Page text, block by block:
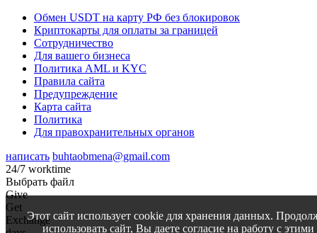
Обмен USDT на карту РФ без блокировок
Криптокарты для оплаты за границей
Сотрудничество
Для вашего бизнеса
Политика AML и KYC
Правила сайта
Предупреждение
Карта сайта
Политика
Для правохранительных органов
написать buhtaobmena@gmail.com
24/7 worktime
Выбрать файл
Give
Get
Exchange
Этот сайт использует cookie для хранения данных.
использовать сайт, Вы даете согласие на работу с этими